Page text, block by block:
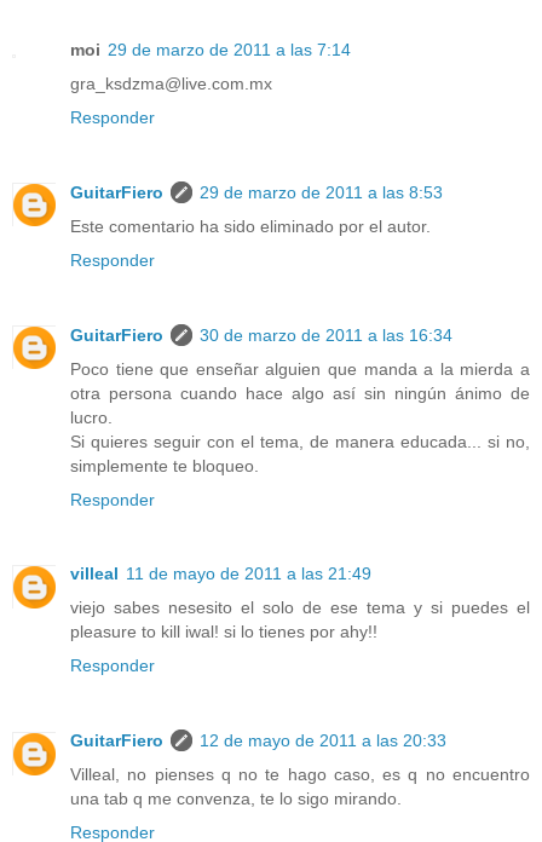
moi 29 de marzo de 2011 a las 7:14
gra_ksdzma@live.com.mx
Responder
GuitarFiero
29 de marzo de 2011 a las 8:53
Este comentario ha sido eliminado por el autor.
Responder
GuitarFiero
30 de marzo de 2011 a las 16:34
Poco tiene que enseñar alguien que manda a la mierda a
otra persona cuando hace algo así sin ningún ánimo de
lucro.
Si quieres seguir con el tema, de manera educada... si no,
simplemente te bloqueo.
Responder
villeal 11 de mayo de 2011 a las 21:49
viejo sabes nesesito el solo de ese tema y si puedes el
pleasure to kill iwal! si lo tienes por ahy!!
Responder
GuitarFiero
12 de mayo de 2011 a las 20:33
Villeal, no pienses q no te hago caso, es q no encuentro
una tab q me convenza, te lo sigo mirando.
Responder